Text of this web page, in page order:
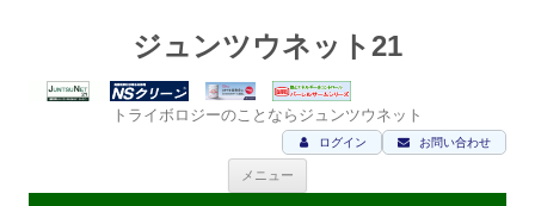
ジュンツウネット21
トライボロジーのことならジュンツウネット
お問い合わせ
ログイン
メニュー